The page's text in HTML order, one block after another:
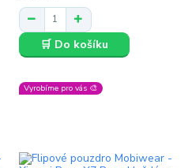
🛒 Do košíku
Vyrobíme pro vás 🎨